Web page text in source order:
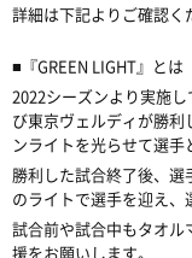
詳細は下記よりご確認く
■ 『GREEN LIGHT』とは
2022シーズンより実施
び東京ヴェルディが勝
ンライトを光らせて選手
勝利した試合終了後、
のライトで選手を迎え、
試合前や試合中もタオ
援をお願いします。